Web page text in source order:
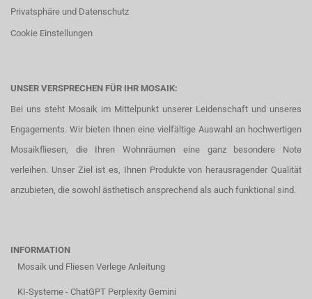
Privatsphäre und Datenschutz
Cookie Einstellungen
UNSER VERSPRECHEN FÜR IHR MOSAIK:
Bei uns steht Mosaik im Mittelpunkt unserer Leidenschaft und unseres
Engagements. Wir bieten Ihnen eine vielfältige Auswahl an hochwertigen
Mosaikfliesen, die Ihren Wohnräumen eine ganz besondere Note
verleihen. Unser Ziel ist es, Ihnen Produkte von herausragender Qualität
anzubieten, die sowohl ästhetisch ansprechend als auch funktional sind.
INFORMATION
Mosaik und Fliesen Verlege Anleitung
KI-Systeme - ChatGPT Perplexity Gemini